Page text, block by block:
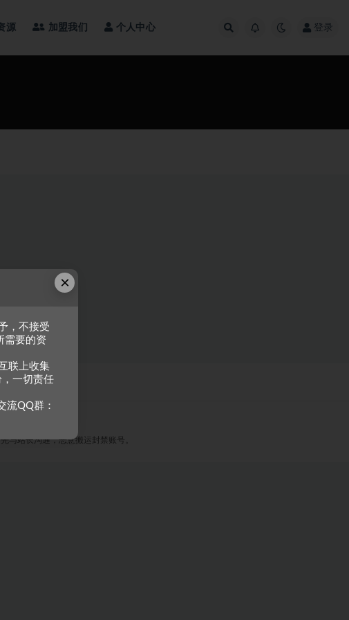
源 加盟我们 个人中心 登录
与站长沟通，恶意搬运封禁账号。
×
，不接受
需要的资
联上收集
一切责任
流QQ群：